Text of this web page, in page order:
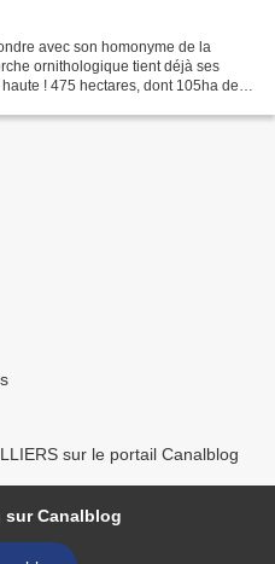
avec son homonyme de la
ornithologique tient déjà ses
! 475 hectares, dont 105ha de
sur le portail Canalblog
sur Canalblog